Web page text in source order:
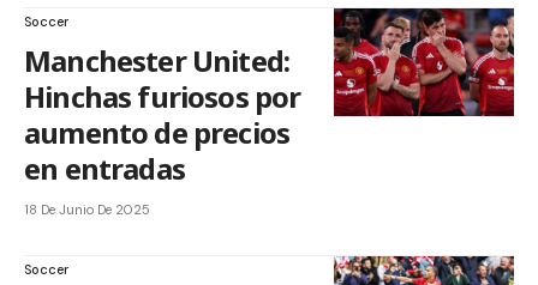
Soccer
Manchester United:
Hinchas furiosos por
aumento de precios
en entradas
18 De Junio De 2025
Soccer